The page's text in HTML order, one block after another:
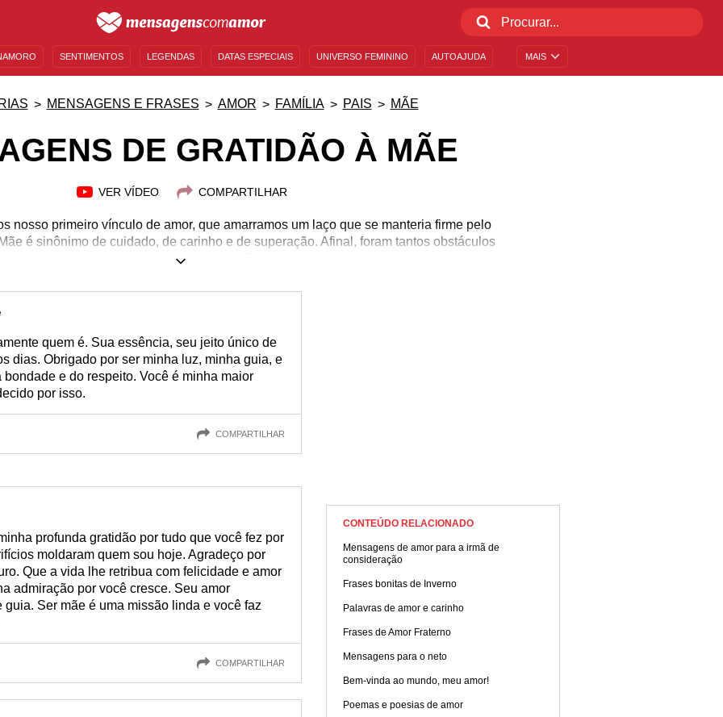
MAIS
SENTIMENTOS LEGENDAS DATAS ESPECIAIS UNIVERSO FEMININO AUTOAJUDA
MENSAGENS E FRASES AMOR FAMÍLIA PAIS MÃE
DE GRATIDÃO À MÃE
VER VÍDEO COMPARTILHAR
nosso primeiro vínculo de amor, que amarramos um laço que se manteria firme pelo
é sinônimo de cuidado, de carinho e de superação. Afinal, foram tantos obstáculos
enfrentar para que nada nos faltasse... Todos sabemos das dificuldades de educar
de super-heroína? Chegou a hora de presentear sua mãe com a melhor das
Demonstre que todo o trabalho investido em você é reconhecido! Selecionamos as
quem é. Sua essência, seu jeito único de
dias. Obrigado por ser minha luz, minha guia, e
e do respeito. Você é minha maior
por isso.
COMPARTILHAR
profunda gratidão por tudo que você fez por
moldaram quem sou hoje. Agradeço por
Que a vida lhe retribua com felicidade e amor
admiração por você cresce. Seu amor
Ser mãe é uma missão linda e você faz
COMPARTILHAR
CONTEÚDO RELACIONADO
Mensagens de amor para a irmã de
consideração
Frases bonitas de Inverno
Palavras de amor e carinho
Frases de Amor Fraterno
Mensagens para o neto
Bem-vinda ao mundo, meu amor!
Poemas e poesias de amor